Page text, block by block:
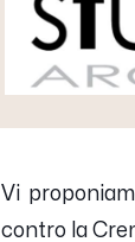
Vi
contro la